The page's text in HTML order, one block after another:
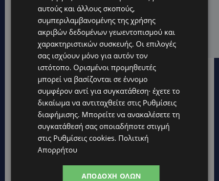
UPDATES
ΛΑΤΣΙΑ-ΓΕΡΙ: Στο επίκεντρο η δημιουργία δομών για
ασυνόδευτους ανήλικους – Αντιδρά ο Δήμος,
στηρίζει υπό προϋποθέσεις το Κίνημα Οικολόγων
αυτούς και άλλους σκοπούς,
συμπεριλαμβανομένης της χρήσης
ακριβών δεδομένων γεωεντοπισμού και
χαρακτηριστικών συσκευής. Οι επιλογές
σας ισχύουν μόνο για αυτόν τον
ιστότοπο. Ορισμένοι προμηθευτές
μπορεί να βασίζονται σε έννομο
συμφέρον αντί για συγκατάθεση· έχετε το
δικαίωμα να αντιταχθείτε στις Ρυθμίσεις
διαφήμισης. Μπορείτε να ανακαλέσετε τη
συγκατάθεσή σας οποιαδήποτε στιγμή
στις Ρυθμίσεις cookies. Πολιτική
Απορρήτου
ΑΠΟΔΟΧΉ ΌΛΩΝ